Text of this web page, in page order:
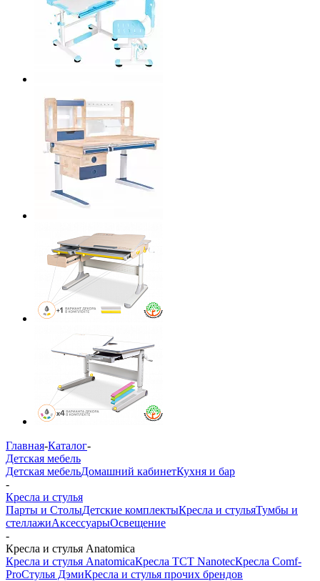
Главная-Каталог-
Детская мебель
Детская мебельДомашний кабинетКухня и бар
-
Кресла и стулья
Парты и СтолыДетские комплектыКресла и стульяТумбы и
стеллажиАксессуарыОсвещение
-
Кресла и стулья Anatomica
Кресла и стулья AnatomicaКресла TCT NanotecКресла Comf-
ProСтулья ДэмиКресла и стулья прочих брендов